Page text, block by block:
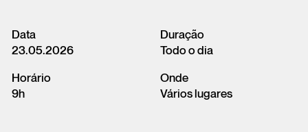
Store
Cart
Login
Data
23.05.2026
Horário
9h
Duração
Todo o dia
Onde
Vários lugares